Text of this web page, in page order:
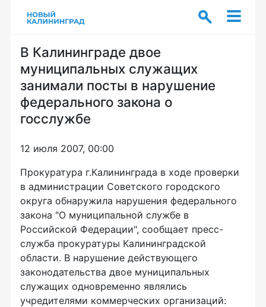
В Калининграде двое
муниципальных служащих
занимали посты в нарушение
федерального закона о
госслужбе
12 июля 2007, 00:00
Прокуратура г.Калининграда в ходе проверки
в администрации Советского городского
округа обнаружила нарушения федерального
закона "О муниципальной службе в
Российской Федерации", сообщает пресс-
служба прокуратуры Калининградской
области. В нарушение действующего
законодательства двое муниципальных
служащих одновременно являлись
учредителями коммерческих организаций: